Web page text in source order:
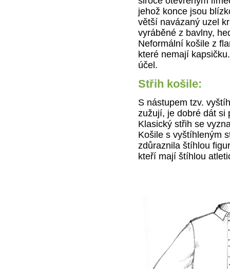
jehož konce jsou
větší navázaný uzel
vyráběné z bavlny,
Neformální košile z
které nemají
účel.
Střih košile:
S nástupem tzv.
zužují, je dobré dát si
Klasický střih se
Košile s vyštíhleným
zdůraznila štíhlou
kteří mají štíhlou